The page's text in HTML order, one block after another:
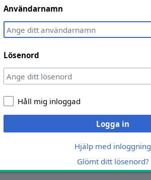
Användarnamn
Lösenord
Håll mig inloggad
Logga in
Hjälp med inloggning
Glömt ditt lösenord?